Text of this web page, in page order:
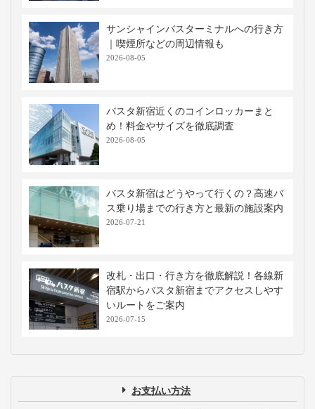
サンシャインバスターミナルへの行き方
｜喫煙所などの周辺情報も
2026-08-05
バスタ新宿近くのコインロッカーまと
め！料金やサイズを徹底調査
2026-08-05
バスタ新宿はどうやって行くの？高速バ
ス乗り場までの行き方と最新の施設案内
2026-07-21
改札・出口・行き方を徹底解説！各線新
宿駅からバスタ新宿までアクセスしやす
いルートをご案内
2026-07-15
お支払い方法